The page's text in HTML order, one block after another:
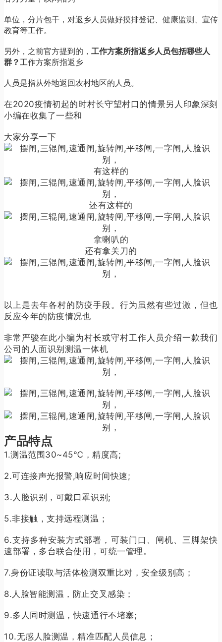
单位，分片包干，对返乡人员做好摸排登记、健康监测、宣传
教育等工作。
另外，之前官方提到的， 工作方案所指返乡人员包括哪些人
群？ 工作方案所指返乡
人员是指从外地返回农村地区的人员。
在2020疫情初起的时村长守望村口的情景另人印象深刻
小编在收集了一些和
大家分享一下
有这样的
还有这样的
拿喇叭的
还有拿关刀的
以上是去年各村的防疫手段。行为虽然有些过激，但也
反应今年的防疫情况也
非常严骏在此小编为村长或守村工作人员介绍一款我们
公司的人面识别测温一体机
产品特点
1.测温范围30~45℃，精度高;
2.可连接声光报警,响应时间快速;
3.人脸识别，可戴口罩识别;
5.非接触，支持远程测温；
6.支持多种安装方式部署，可装门口、闸机、三脚架快
速部署，多台联合使用，可统一管理。
7.身份证读取与活体检测双重比对，安全级别高；
8.人脸智能测温，防止交叉感染；
9.多人同时测温，快速通行不堵塞;
10.无感人脸测温，精准匹配人员信息；